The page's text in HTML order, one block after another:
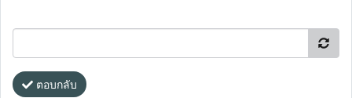
ตอบกลับ